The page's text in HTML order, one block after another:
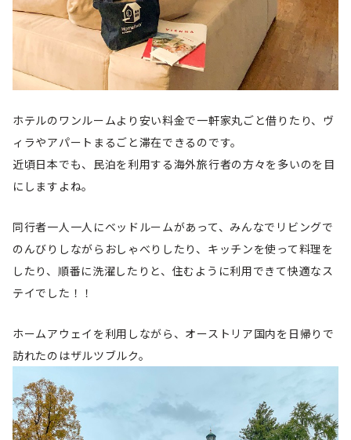
ホテルのワンルームより安い料金で一軒家丸ごと借りたり、ヴ
ィラやアパートまるごと滞在できるのです。
近頃日本でも、民泊を利用する海外旅行者の方々を多いのを目
にしますよね。
同行者一人一人にベッドルームがあって、みんなでリビングで
のんびりしながらおしゃべりしたり、キッチンを使って料理を
したり、順番に洗濯したりと、住むように利用できて快適なス
テイでした！！
ホームアウェイを利用しながら、オーストリア国内を日帰りで
訪れたのはザルツブルク。